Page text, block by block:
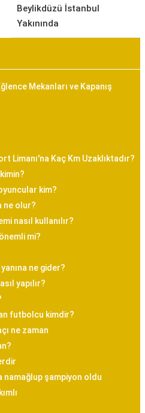
Beylikdüzü İstanbul
Yakınında
Mekanları ve Kapanış
Limanı'na Kaç Km Uzaklıktadır?
kim?
ne olur?
nasıl kullanılır?
mi?
ne gider?
yapılır?
futbolcu kimdir?
ne zaman
namağlup şampiyon oldu